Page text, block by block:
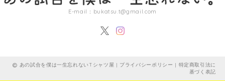
E-mail： bukatsu.t@gmail.com
あの試合を僕は一生忘れないTシャツ屋 | プライバシーポリシー | 特定商取引法に
基づく表記